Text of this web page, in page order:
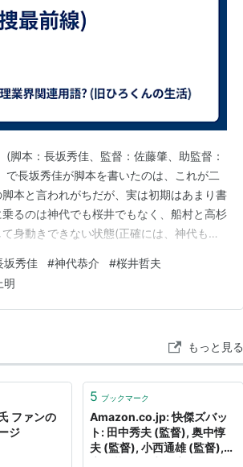
脚本：長坂秀佳、監督：佐藤肇、助監督：
長坂秀佳が脚本を書いたのは、これが二
本と言われがちだが、実は初期はあまり書
るのは神代でも桜井でもなく、船村と高杉
身動きできない状態(正確には、神代も桜
神代の救出(?)は船村と高杉陽三が担当し
…
坂秀佳 #神代恭介 #桜井哲夫
明
もっと見る
ファンの
ジ
5 ブックマーク
Amazon.co.jp: 快傑ズバッ
ト: 田中秀夫 (監督), 奥中惇
夫 (監督), 小西通雄 (監督),